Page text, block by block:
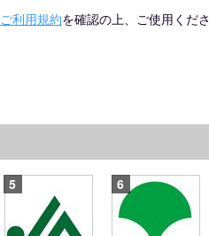
ご利用規約を確認の上、ご使用くださ